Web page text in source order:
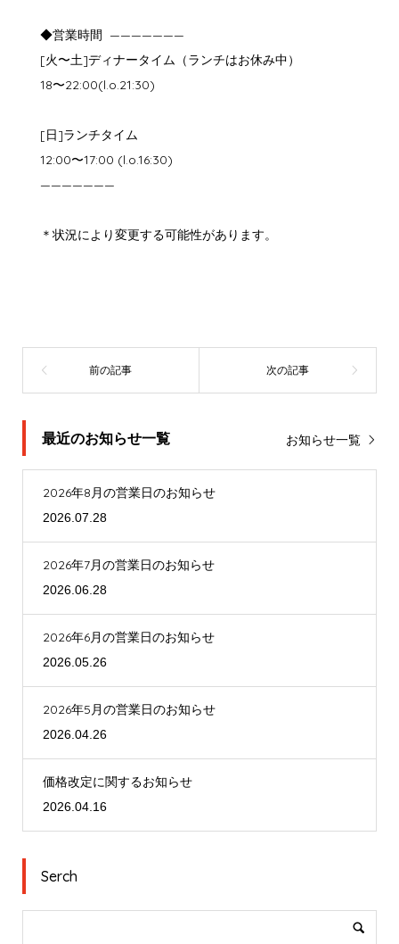
◆営業時間 ———————
[火〜土]ディナータイム（ランチはお休み中）
18〜22:00(l.o.21:30)
[日]ランチタイム
12:00〜17:00 (l.o.16:30)
———————
＊状況により変更する可能性があります。
最近のお知らせ一覧 お知らせ一覧
2026年8月の営業日のお知らせ
2026.07.28
2026年7月の営業日のお知らせ
2026.06.28
2026年6月の営業日のお知らせ
2026.05.26
2026年5月の営業日のお知らせ
2026.04.26
価格改定に関するお知らせ
2026.04.16
Serch